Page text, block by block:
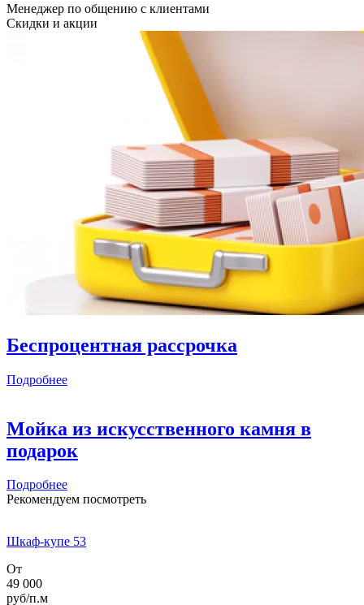
Менеджер по общению с клиентами
Скидки и акции
Беспроцентная рассрочка
Подробнее
Мойка из искусственного камня в
подарок
Подробнее
Рекомендуем посмотреть
Шкаф-купе 53
От
49 000
руб/п.м